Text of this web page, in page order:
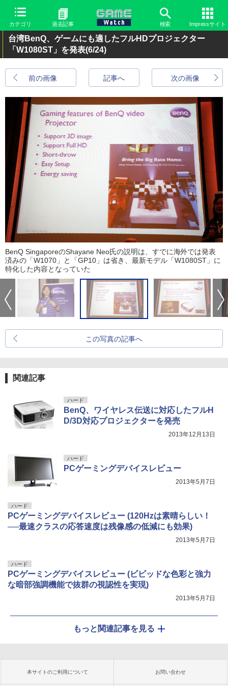
カテゴリ 過去記事 検索 Impressサイト
台湾BenQ、ゲームにも適したフルHDプロジェクター
「W1080ST」を発表(6/24)
前の画像 次の画像
記事へ
BenQ SingaporeのShayane Neo氏の説明は、すでに海外では発表
済みの「W1070」と「GP10」は省き、最新モデル「W1080ST」に
特化した内容となっていた
この写真の記事へ
関連記事
ハード
BenQ、ワイヤレス伝送に対応したフルH
D/3D対応プロジェクターを発売
2013年12月13日
ハード
PCゲーミングデバイスレビュー
2013年5月7日
ハード
PCゲーミングデバイスレビュー (120Hzは素晴らしい！
──最速クラスの応答速度は残像感の低減にも効果)
2013年5月7日
ハード
PCゲーミングデバイスレビュー (ビビッドな色彩と強力
な暗部強調機能で抜群の視認性を実現)
2013年5月7日
もっと関連記事を見る
本サイトのご利用について お問い合わせ